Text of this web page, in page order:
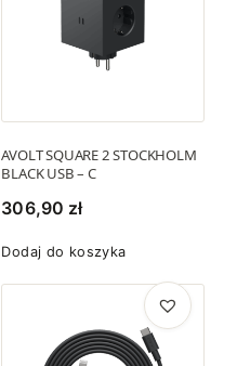
AVOLT SQUARE 2 STOCKHOLM
BLACK USB – C
306,90 zł
Dodaj do koszyka